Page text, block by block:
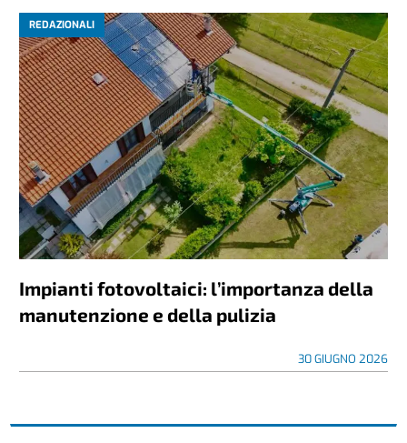
REDAZIONALI
Impianti fotovoltaici: l’importanza della
manutenzione e della pulizia
30 GIUGNO 2026